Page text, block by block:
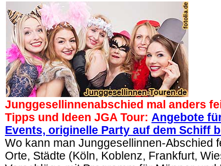
Junggesellinnenabschied mal anders
Tipps und Ideen JGA Tour: Angebote
Events, originelle Party auf dem Schiff
Wo kann man Junggesellinnen-Abschied
Orte, Städte (Köln, Koblenz, Frankfurt,